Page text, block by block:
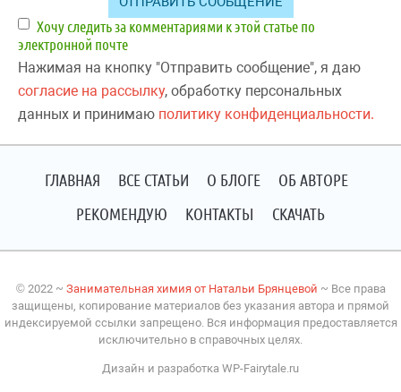
Хочу следить за комментариями к этой статье по
электронной почте
Нажимая на кнопку "Отправить сообщение", я даю
согласие на рассылку, обработку персональных
данных и принимаю политику конфиденциальности.
ГЛАВНАЯ ВСЕ СТАТЬИ О БЛОГЕ
ОБ АВТОРЕ
РЕКОМЕНДУЮ
КОНТАКТЫ СКАЧАТЬ
© 2022~ Занимательная химия от Натальи Брянцевой ~ Все права
защищены, копирование материалов без указания автора и прямой
индексируемой ссылки запрещено. Вся информация предоставляется
исключительно в справочных целях.
Дизайн и разработка WP-Fairytale.ru